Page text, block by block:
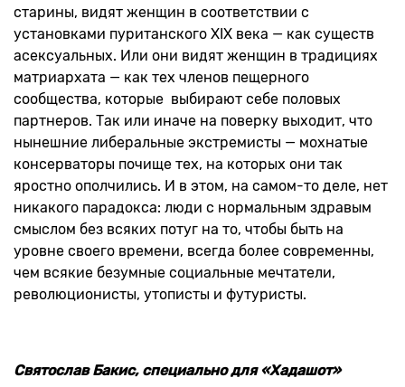
старины, видят женщин в соответствии с
установками пуританского XIX века — как существ
асексуальных. Или они видят женщин в традициях
матриархата — как тех членов пещерного
сообщества, которые выбирают себе половых
партнеров. Так или иначе на поверку выходит, что
нынешние либеральные экстремисты — мохнатые
консерваторы почище тех, на которых они так
яростно ополчились. И в этом, на самом-то деле, нет
никакого парадокса: люди с нормальным здравым
смыслом без всяких потуг на то, чтобы быть на
уровне своего времени, всегда более современны,
чем всякие безумные социальные мечтатели,
революционисты, утописты и футуристы.
Святослав Бакис, специально для «Хадашот»